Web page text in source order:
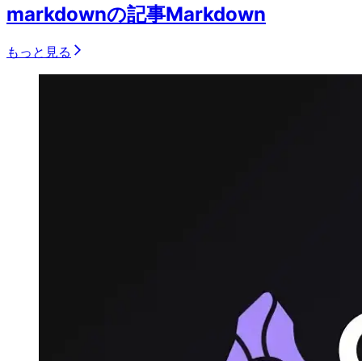
markdownの記事Markdown
もっと見る